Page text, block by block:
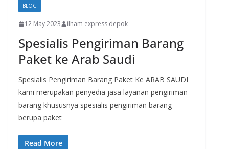
BLOG
12 May 2023 ilham express depok
Spesialis Pengiriman Barang
Paket ke Arab Saudi
Spesialis Pengiriman Barang Paket Ke ARAB SAUDI
kami merupakan penyedia jasa layanan pengiriman
barang khususnya spesialis pengiriman barang
berupa paket
Read More